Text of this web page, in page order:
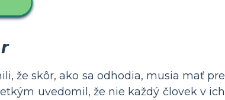
že skôr, ako sa odhodia, musia mať pre
uvedomil, že nie každý človek v ich